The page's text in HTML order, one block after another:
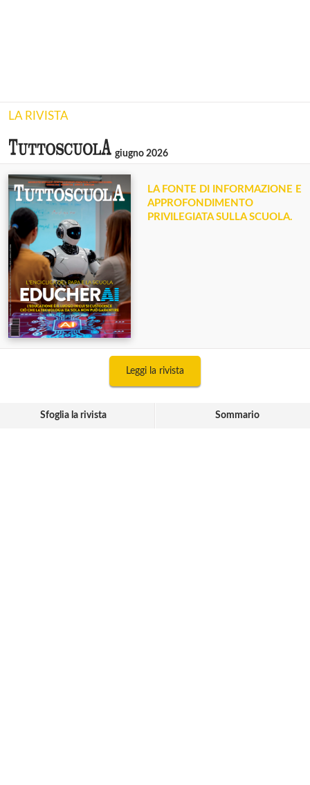
LA RIVISTA
giugno 2026
LA FONTE DI INFORMAZIONE E
APPROFONDIMENTO
PRIVILEGIATA SULLA SCUOLA.
Leggi la rivista
Sfoglia la rivista Sommario